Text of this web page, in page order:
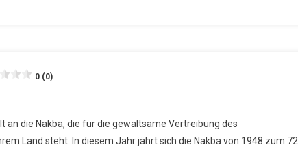
0 (0)
die Nakba, die für die gewaltsame Vertreibung des
Land steht. In diesem Jahr jährt sich die Nakba von 1948 zum 72.